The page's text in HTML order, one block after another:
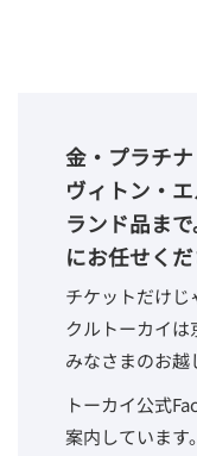
金・プラチ
ヴィトン・
ランド品ま
にお任せくだ
チケットだけじ
クルトーカイは
みなさまのお越
トーカイ公式
案内しています。